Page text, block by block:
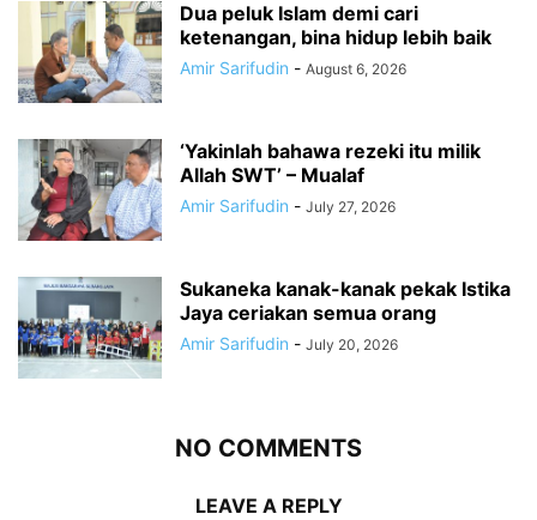
Dua peluk Islam demi cari
ketenangan, bina hidup lebih baik
Amir Sarifudin - August 6, 2026
‘Yakinlah bahawa rezeki itu milik
Allah SWT’ – Mualaf
Amir Sarifudin - July 27, 2026
Sukaneka kanak-kanak pekak Istika
Jaya ceriakan semua orang
Amir Sarifudin - July 20, 2026
NO COMMENTS
LEAVE A REPLY